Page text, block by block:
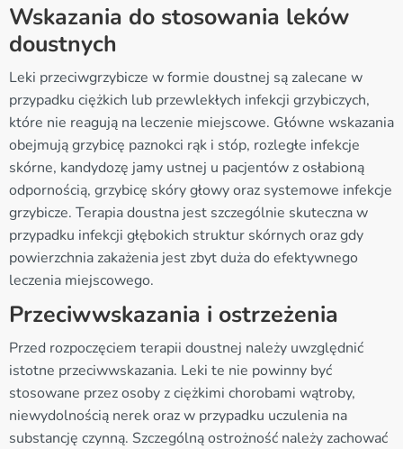
Wskazania do stosowania leków
doustnych
Leki przeciwgrzybicze w formie doustnej są zalecane w
przypadku ciężkich lub przewlekłych infekcji grzybiczych,
które nie reagują na leczenie miejscowe. Główne wskazania
obejmują grzybicę paznokci rąk i stóp, rozległe infekcje
skórne, kandydozę jamy ustnej u pacjentów z osłabioną
odpornością, grzybicę skóry głowy oraz systemowe infekcje
grzybicze. Terapia doustna jest szczególnie skuteczna w
przypadku infekcji głębokich struktur skórnych oraz gdy
powierzchnia zakażenia jest zbyt duża do efektywnego
leczenia miejscowego.
Przeciwwskazania i ostrzeżenia
Przed rozpoczęciem terapii doustnej należy uwzględnić
istotne przeciwwskazania. Leki te nie powinny być
stosowane przez osoby z ciężkimi chorobami wątroby,
niewydolnością nerek oraz w przypadku uczulenia na
substancję czynną. Szczególną ostrożność należy zachować